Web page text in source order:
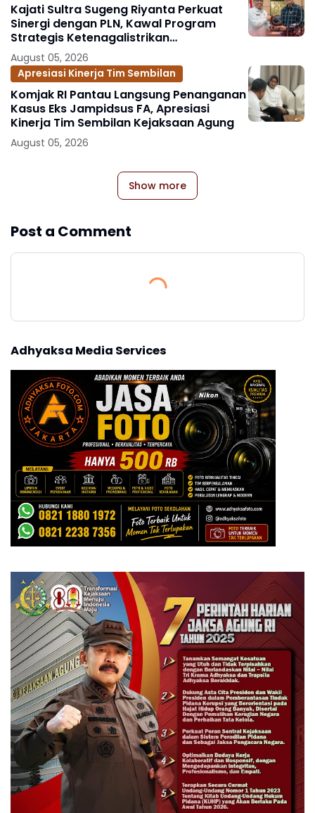
Kajati Sultra Sugeng Riyanta Perkuat
Sinergi dengan PLN, Kawal Program
Strategis Ketenagalistrikan
Berlandaskan Kepastian Hukum
August 05, 2026
Apresiasi Kinerja Tim Sembilan
Komjak RI Pantau Langsung Penanganan
Kasus Eks Jampidsus FA, Apresiasi
Kinerja Tim Sembilan Kejaksaan Agung
August 05, 2026
Show more
Post a Comment
Adhyaksa Media Services